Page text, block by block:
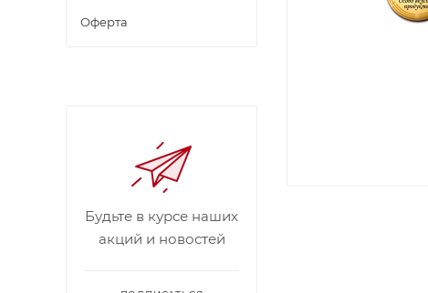
Офертa
Будьте в курсе наших
акций и новостей